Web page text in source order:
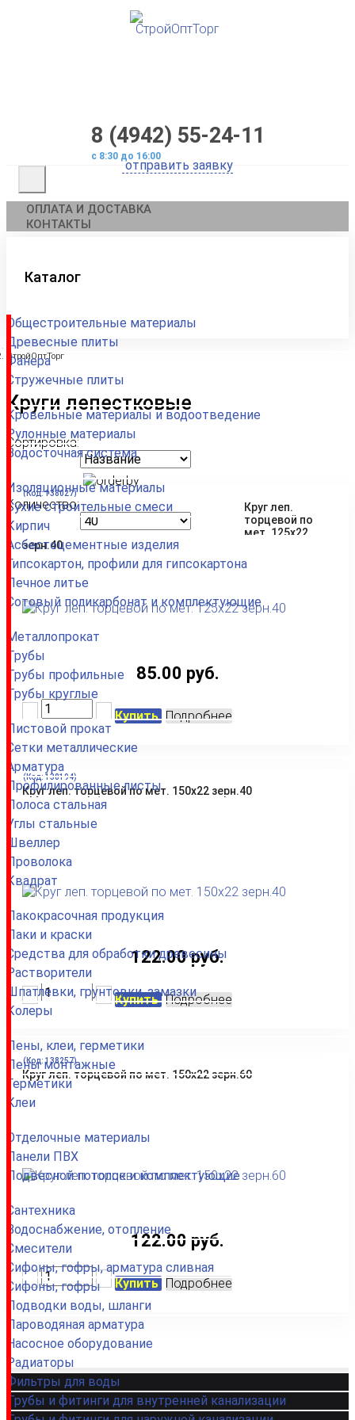
с 8:30 до 16:00
8 (4942) 55-24-11
ОПЛАТА И ДОСТАВКА
КОНТАКТЫ
Каталог
Общестроительные материалы
Древесные плиты
Фанера
Стружечные плиты
Кровельные материалы и водоотведение
Рулонные материалы
Водосточная система
Изоляционные материалы
Сухие строительные смеси
Кирпич
Асбестоцементные изделия
Гипсокартон, профили для гипсокартона
Печное литье
Сотовый поликарбонат и комплектующие
Металлопрокат
Трубы
Трубы профильные
Трубы круглые
Листовой прокат
Сетки металлические
Арматура
Профилированные листы
Полоса стальная
Углы стальные
Швеллер
Проволока
Квадрат
Лакокрасочная продукция
Лаки и краски
Средства для обработки древесины
Растворители
Шпатлевки, грунтовки, замазки
Колеры
Пены, клеи, герметики
Пены монтажные
Герметики
Клеи
Отделочные материалы
Панели ПВХ
Подвесной потолок и комплектующие
Сантехника
Водоснабжение, отопление
Смесители
Сифоны, гофры, арматура сливная
Сифоны, гофры
Подводки воды, шланги
Пароводяная арматура
Насосное оборудование
Радиаторы
Фильтры для воды
Трубы и фитинги для внутренней канализации
СтройОптТорг
Круги лепестковые
Сортировка:
Количество:
Круг леп.
торцевой по
мет. 125х22
зерн.40
(Код:138027)
85.00 руб.
Купить Подробнее
Круг леп. торцевой по мет. 150х22 зерн.40
(Код: 138194)
122.00 руб.
Купить Подробнее
Круг леп. торцевой по мет. 150х22 зерн.60
(Код:138257)
122.00 руб.
Купить Подробнее